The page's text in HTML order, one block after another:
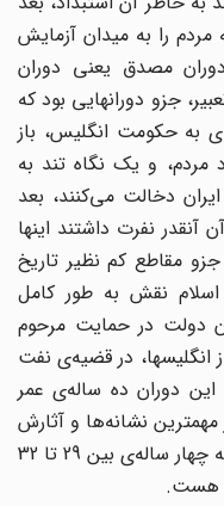
را به میدان آزمایش
مصدق یعنی دوران
به این تعبیر، جزو دورانهایی بود که
حکومت انگلیس، باز
و یک نگاه تند به
دخالت می‌کنند، بعد
نفرت داشتند اینها
مقاطع کم نظیر تاریخ
نقش به طور کامل
دولت در حمایت مرحوم
در قضیه‌ی نفت
دوران ده ساله‌ی عمر
نشانه‌ها و آثارش
حضور فعال و تأثیر فراوان در برهه‌ی سه چهار ساله‌ی بین 29 تا 32